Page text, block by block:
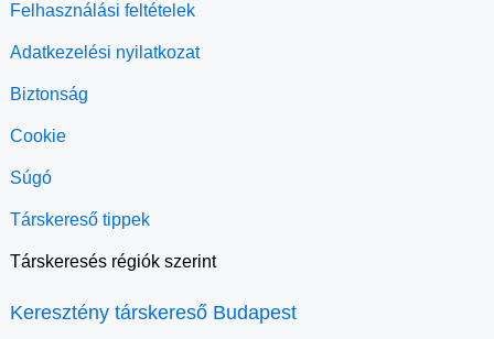
Felhasználási feltételek
Adatkezelési nyilatkozat
Biztonság
Cookie
Súgó
Társkereső tippek
Társkeresés régiók szerint
Keresztény társkereső Budapest